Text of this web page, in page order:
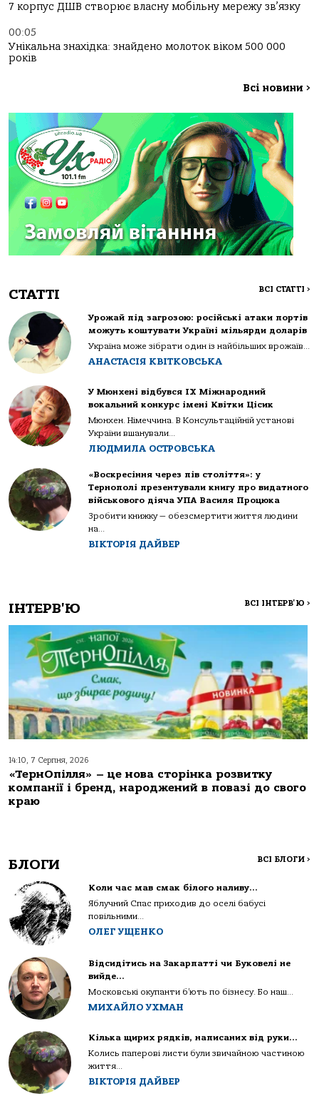
7 корпус ДШВ створює власну мобільну мережу зв’язку
00:05
Унікальна знахідка: знайдено молоток віком 500 000
років
Всі новини >
СТАТТІ ВСІ СТАТТІ >
Урожай під загрозою: російські атаки портів
можуть коштувати Україні мільярди доларів
Україна може зібрати один із найбільших врожаїв...
АНАСТАСІЯ КВІТКОВСЬКА
У Мюнхені відбувся IX Міжнародний
вокальний конкурс імені Квітки Цісик
Мюнхен. Німеччина. В Консультаційній установі
України вшанували...
ЛЮДМИЛА ОСТРОВСЬКА
«Воскресіння через пів століття»: у
Тернополі презентували книгу про видатного
військового діяча УПА Василя Процюка
Зробити книжку — обезсмертити життя людини
на...
ВІКТОРІЯ ДАЙВЕР
ІНТЕРВ'Ю ВСІ ІНТЕРВ'Ю >
14:10, 7 Серпня, 2026
«ТернОпілля» – це нова сторінка розвитку
компанії і бренд, народжений в повазі до свого
краю
БЛОГИ ВСІ БЛОГИ >
Коли час мав смак білого наливу…
Яблучний Спас приходив до оселі бабусі
повільними...
ОЛЕГ УЩЕНКО
Відсидітись на Закарпатті чи Буковелі не
вийде…
Московські окупанти б’ють по бізнесу. Бо наш...
МИХАЙЛО УХМАН
Кілька щирих рядків, написаних від руки…
Колись паперові листи були звичайною частиною
життя...
ВІКТОРІЯ ДАЙВЕР